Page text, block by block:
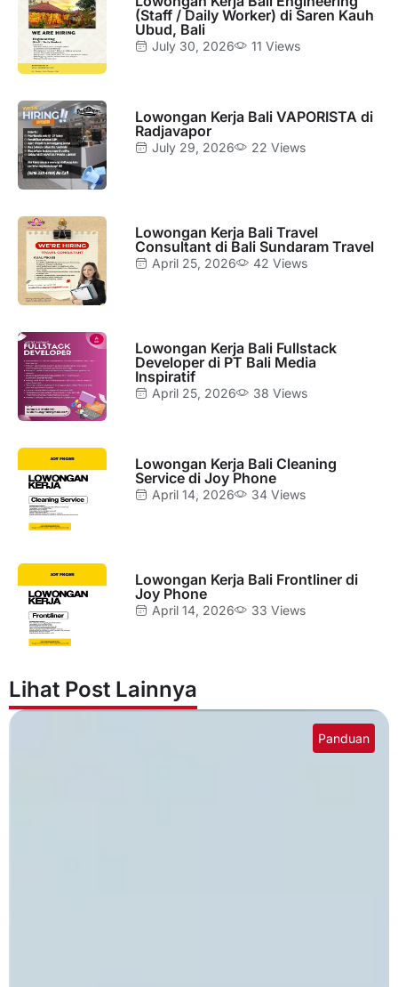
(Staff / Daily Worker) di Saren Kauh
Ubud, Bali
July 30, 2026 11 Views
Lowongan Kerja Bali VAPORISTA di
Radjavapor
July 29, 2026 22 Views
Lowongan Kerja Bali Travel
Consultant di Bali Sundaram Travel
April 25, 2026 42 Views
Lowongan Kerja Bali Fullstack
Developer di PT Bali Media
Inspiratif
April 25, 2026 38 Views
Lowongan Kerja Bali Cleaning
Service di Joy Phone
April 14, 2026 34 Views
Lowongan Kerja Bali Frontliner di
Joy Phone
April 14, 2026 33 Views
Lihat Post Lainnya
Panduan